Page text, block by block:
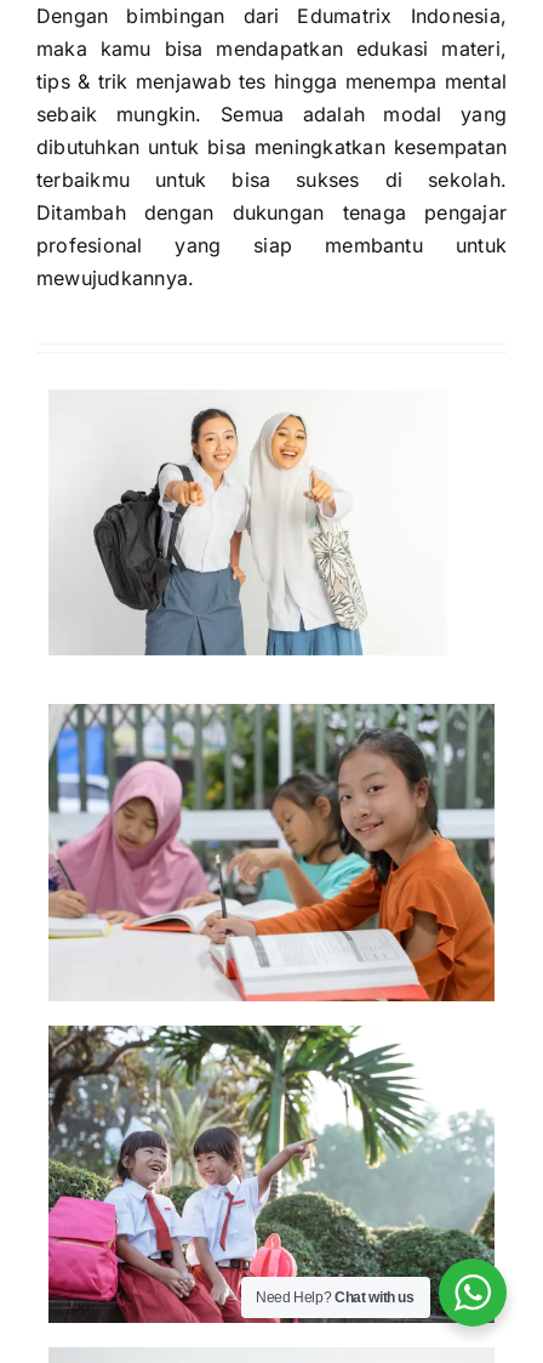
Dengan bimbingan dari Edumatrix Indonesia,
maka kamu bisa mendapatkan edukasi materi,
tips & trik menjawab tes hingga menempa mental
sebaik mungkin. Semua adalah modal yang
dibutuhkan untuk bisa meningkatkan kesempatan
terbaikmu untuk bisa sukses di sekolah.
Ditambah dengan dukungan tenaga pengajar
profesional yang siap membantu untuk
mewujudkannya.
Need Help?Chat with us